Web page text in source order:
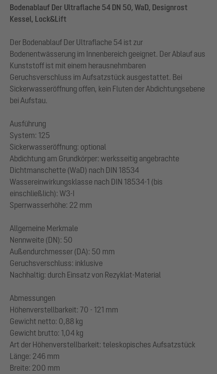
Bodenablauf Der Ultraflache 54 DN 50, WaD, Designrost
Kessel, Lock&Lift
Der Bodenablauf Der Ultraflache 54 ist zur
Bodenentwässerung im Innenbereich geeignet. Der Ablauf aus
Kunststoff ist mit einem herausnehmbaren
Geruchsverschluss im Aufsatzstück ausgestattet. Bei
Sickerwasseröffnung offen, kein Fluten der Abdichtungsebene
bei Aufstau.
Ausführung
System: 125
Sickerwasseröffnung: optional
Abdichtung am Grundkörper: werksseitig angebrachte
Dichtmanschette (WaD) nach DIN 18534
Wassereinwirkungsklasse nach DIN 18534-1 (bis
einschließlich): W3-I
Sperrwasserhöhe: 22 mm
Allgemeine Merkmale
Nennweite (DN): 50
Außendurchmesser (DA): 50 mm
Geruchsverschluss: inklusive
Nachhaltig: durch Einsatz von Rezyklat-Material
Abmessungen
Höhenverstellbarkeit: 70 - 121 mm
Gewicht netto: 0,88 kg
Gewicht brutto: 1,04 kg
Art der Höhenverstellbarkeit: teleskopisches Aufsatzstück
Länge: 246 mm
Breite: 200 mm